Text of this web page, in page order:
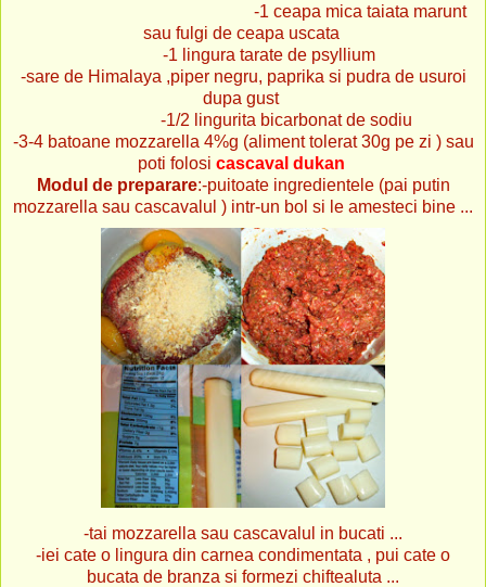
-1 ceapa mica taiata marunt
sau fulgi de ceapa uscata
-1 lingura tarate de psyllium
-sare de Himalaya ,piper negru, paprika si pudra de usuroi
dupa gust
-1/2 lingurita bicarbonat de sodiu
-3-4 batoane mozzarella 4%g (aliment tolerat 30g pe zi ) sau
poti folosi cascaval dukan
Modul de preparare:-puitoate ingredientele (pai putin
mozzarella sau cascavalul ) intr-un bol si le amesteci bine ...
-tai mozzarella sau cascavalul in bucati ...
-iei cate o lingura din carnea condimentata , pui cate o
bucata de branza si formezi chiftealuta ...